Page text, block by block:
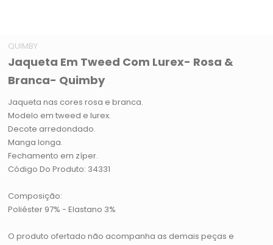
QUIMBY
Jaqueta Em Tweed Com Lurex- Rosa &
Branca- Quimby
Jaqueta nas cores rosa e branca.
Modelo em tweed e lurex.
Decote arredondado.
Manga longa.
Fechamento em zíper.
Código Do Produto: 34331
Composição:
Poliéster 97% - Elastano 3%
O produto ofertado não acompanha as demais peças e